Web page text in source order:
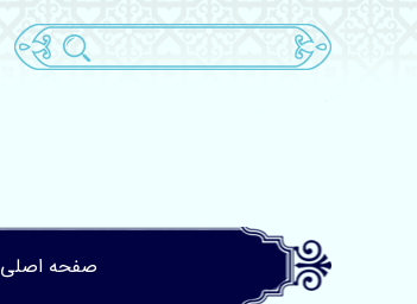
صفحه اصلی